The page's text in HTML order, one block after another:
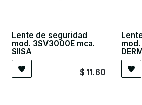
Lente de seguridad
mod. 3SV3000E mca.
SIISA
$ 11.60